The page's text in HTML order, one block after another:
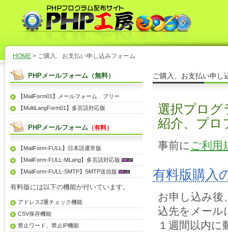
HOME > ご購入、お支払い申し込みフォーム
ご購入、お支払い申し
選択プログ
紹介、プ
事前に ご利用
有料版購入
お申し込み後
込先をメール
１週間以内
PHPメールフォーム（無料）
【MailForm01】メールフォーム フリー
【MultiLangForm01】多言語対応版
PHPメールフォーム （有料）
【MailForm-FULL】日本語通常版
【MailForm-FULL-MLang】多言語対応版
【MailForm-FULL-SMTP】SMTP送信版
有料版には以下の機能が付いています。
アドレス2重チェック機能
CSV保存機能
禁止ワード、禁止IP機能